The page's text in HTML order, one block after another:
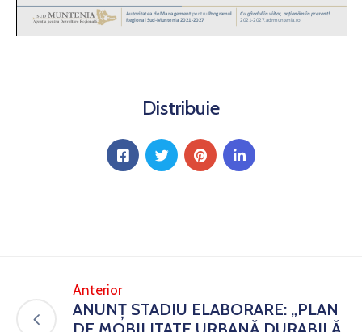
Distribuie
Anterior
ANUNȚ STADIU ELABORARE: „PLAN